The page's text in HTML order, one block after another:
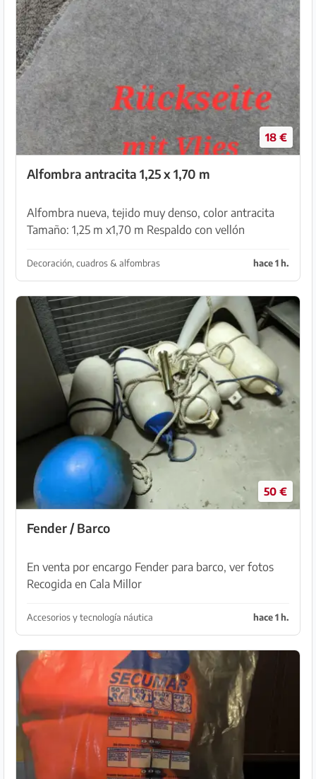
18 €
Alfombra antracita 1,25 x 1,70 m
Alfombra nueva, tejido muy denso, color antracita
Tamaño: 1,25 m x1,70 m Respaldo con vellón
Pero se puede ver
Decoración, cuadros & alfombras hace 1 h.
50 €
Fender / Barco
En venta por encargo Fender para barco, ver fotos
Recogida en Cala Millor
Accesorios y tecnología náutica hace 1 h.